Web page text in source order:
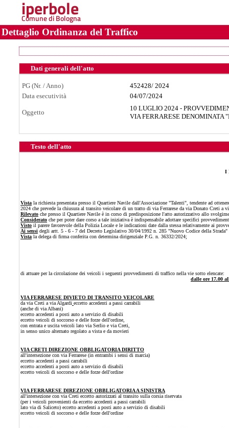
iperbole
Comune di Bologna
Dettaglio Ordinanza del Traffico
Dati generali dell'atto
PG (Nr. / Anno) 452428/ 2024
Data esecutività
04/07/2024
Oggetto
10 LUGLIO 2024 -
VIA FERRARESE DENOMINATA
Testo dell'atto
I
Vista la richiesta presentata presso il Quartiere Navile dall'Associazione "Talenti", tendente ad
2024 che prevede la chiusura al transito veicolare di un tratto di via Ferrarese da via Donato Creti a
Rilevato che presso il Quartiere Navile è in corso di predisposizione l'atto autorizzativo allo
Considerato che per poter dare corso a tale iniziativa è indispensabile adottare specifici
Visto il parere favorevole della Polizia Locale e le indicazioni date dalla stessa relativamente ai
Ai sensi degli artt. 5 - 6 - 7 del Decreto Legislativo 30/04/1992 n. 285 "Nuovo Codice della
Vista la delega di firma conferita con determina dirigenziale P.G. n. 36332/2024;
di attuare per la circolazione dei veicoli i seguenti provvedimenti di traffico nella vie sotto elencate:
dalle ore 17.00
VIA FERRARESE DIVIETO DI TRANSITO VEICOLARE
da via Creti a via Algardi eccetto accedenti a passi carrabili
(anche di via Albani)
eccetto accedenti a posti auto a servizio di disabili
eccetto veicoli di soccorso e delle forze dell'ordine,
con entrata e uscita veicoli lato via Serlio e via Creti,
in senso unico alternato regolato a vista e da movieri
VIA CRETI DIREZIONE OBBLIGATORIA DIRITTO
all'intersezione con via Ferrarese (in entrambi i sensi di marcia)
eccetto accedenti a passi carrabili
eccetto accedenti a posti auto a servizio di disabili
eccetto veicoli di soccorso e delle forze dell'ordine
VIA FERRARESE DIREZIONE OBBLIGATORIA A SINISTRA
all'intersezione con via Creti eccetto autorizzati al transito sulla corsia riservata
(per i veicoli provenienti da eccetto accedenti a passi carrabili
lato via di Saliceto) eccetto accedenti a posti auto a servizio di disabili
eccetto veicoli di soccorso e delle forze dell'ordine